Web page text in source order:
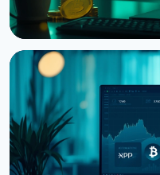
НОВИНА
Ф'ючерси на біткоїн
Binance
7 серпня 2026 р. 5 хв читання